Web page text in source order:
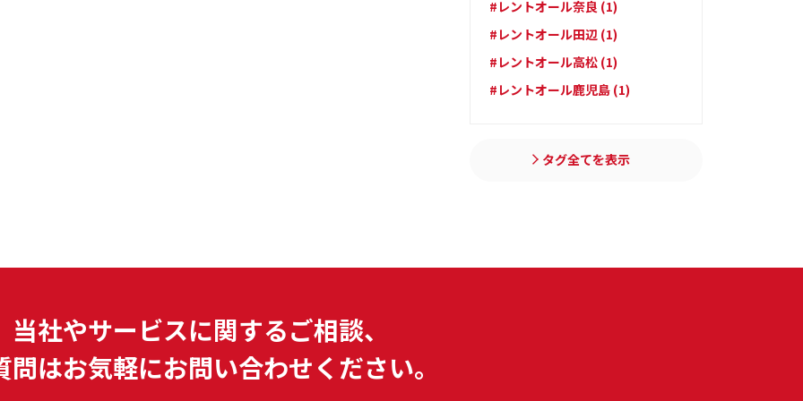
#レントオール奈良 (1)
#レントオール田辺 (1)
#レントオール高松 (1)
#レントオール鹿児島 (1)
タグ全てを表示
当社やサービスに関するご相談、
問はお気軽にお問い合わせください。